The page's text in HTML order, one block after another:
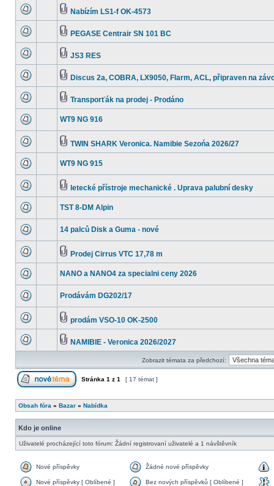
Nabízím LS1-f OK-4573
PEGASE Centrair SN 101 BC
JS3 RES
Discus 2a, COBRA, LX9050, Flarm, ACL, připraven na
Transporťák na prodej - Prodáno
WT9 NG 916
TWIN SHARK Veronica. Namibie Sezońa 2026/27
WT9 NG 915
letecké přístroje mechanické . Uprava palubní desky
TST 8-DM Alpin
14 palců Disk a Guma - nové
Prodej Cirrus VTC 17,78 m
NANO a NANO4 za specialni ceny 2026
Prodávám DG202/17
prodám VSO-10 OK-2500
NAMIBIE - Veronica 2026/2027
Zobrazit témata za předchozí:
Stránka 1 z 1 [ 17 témat ]
Obsah fóra » Bazar » Nabídka
Kdo je online
Uživatelé procházející toto fórum: Žádní registrovaní uživatelé a 1 návštěvník
Nové příspěvky Žádné nové příspěvky
Nové příspěvky [ Oblíbené ] Bez nových příspěvků [ Oblíbené ]